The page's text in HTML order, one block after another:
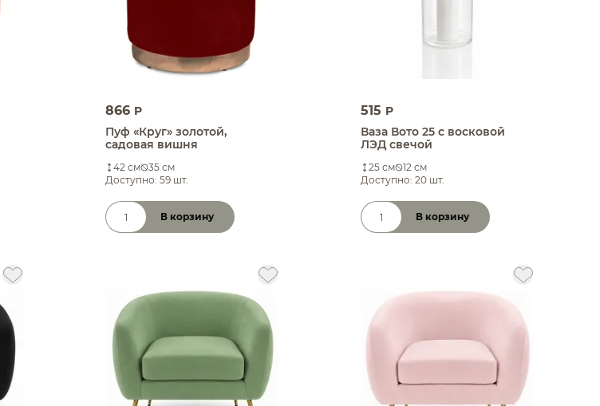
866 P
Пуф «Круг» золотой,
садовая вишня
42 см
35 см
Доступно: 59 шт.
Количество товара
В корзину
515 P
Ваза Вото 25 с восковой
ЛЭД свечой
25 см
12 см
Доступно: 20 шт.
Количество товара
В корзину